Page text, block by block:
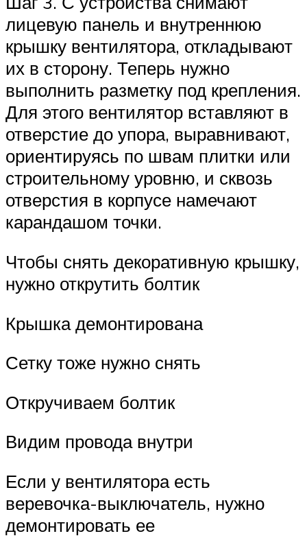
лицевую панель и внутреннюю
крышку вентилятора, откладывают
их в сторону. Теперь нужно
выполнить разметку под крепления.
Для этого вентилятор вставляют в
отверстие до упора, выравнивают,
ориентируясь по швам плитки или
строительному уровню, и сквозь
отверстия в корпусе намечают
карандашом точки.
Чтобы снять декоративную крышку,
нужно открутить болтик
Крышка демонтирована
Сетку тоже нужно снять
Откручиваем болтик
Видим провода внутри
Если у вентилятора есть
веревочка-выключатель, нужно
демонтировать ее